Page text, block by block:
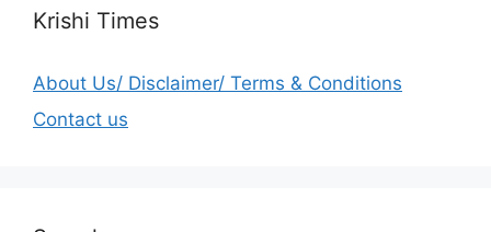
Krishi Times
About Us/ Disclaimer/ Terms & Conditions
Contact us